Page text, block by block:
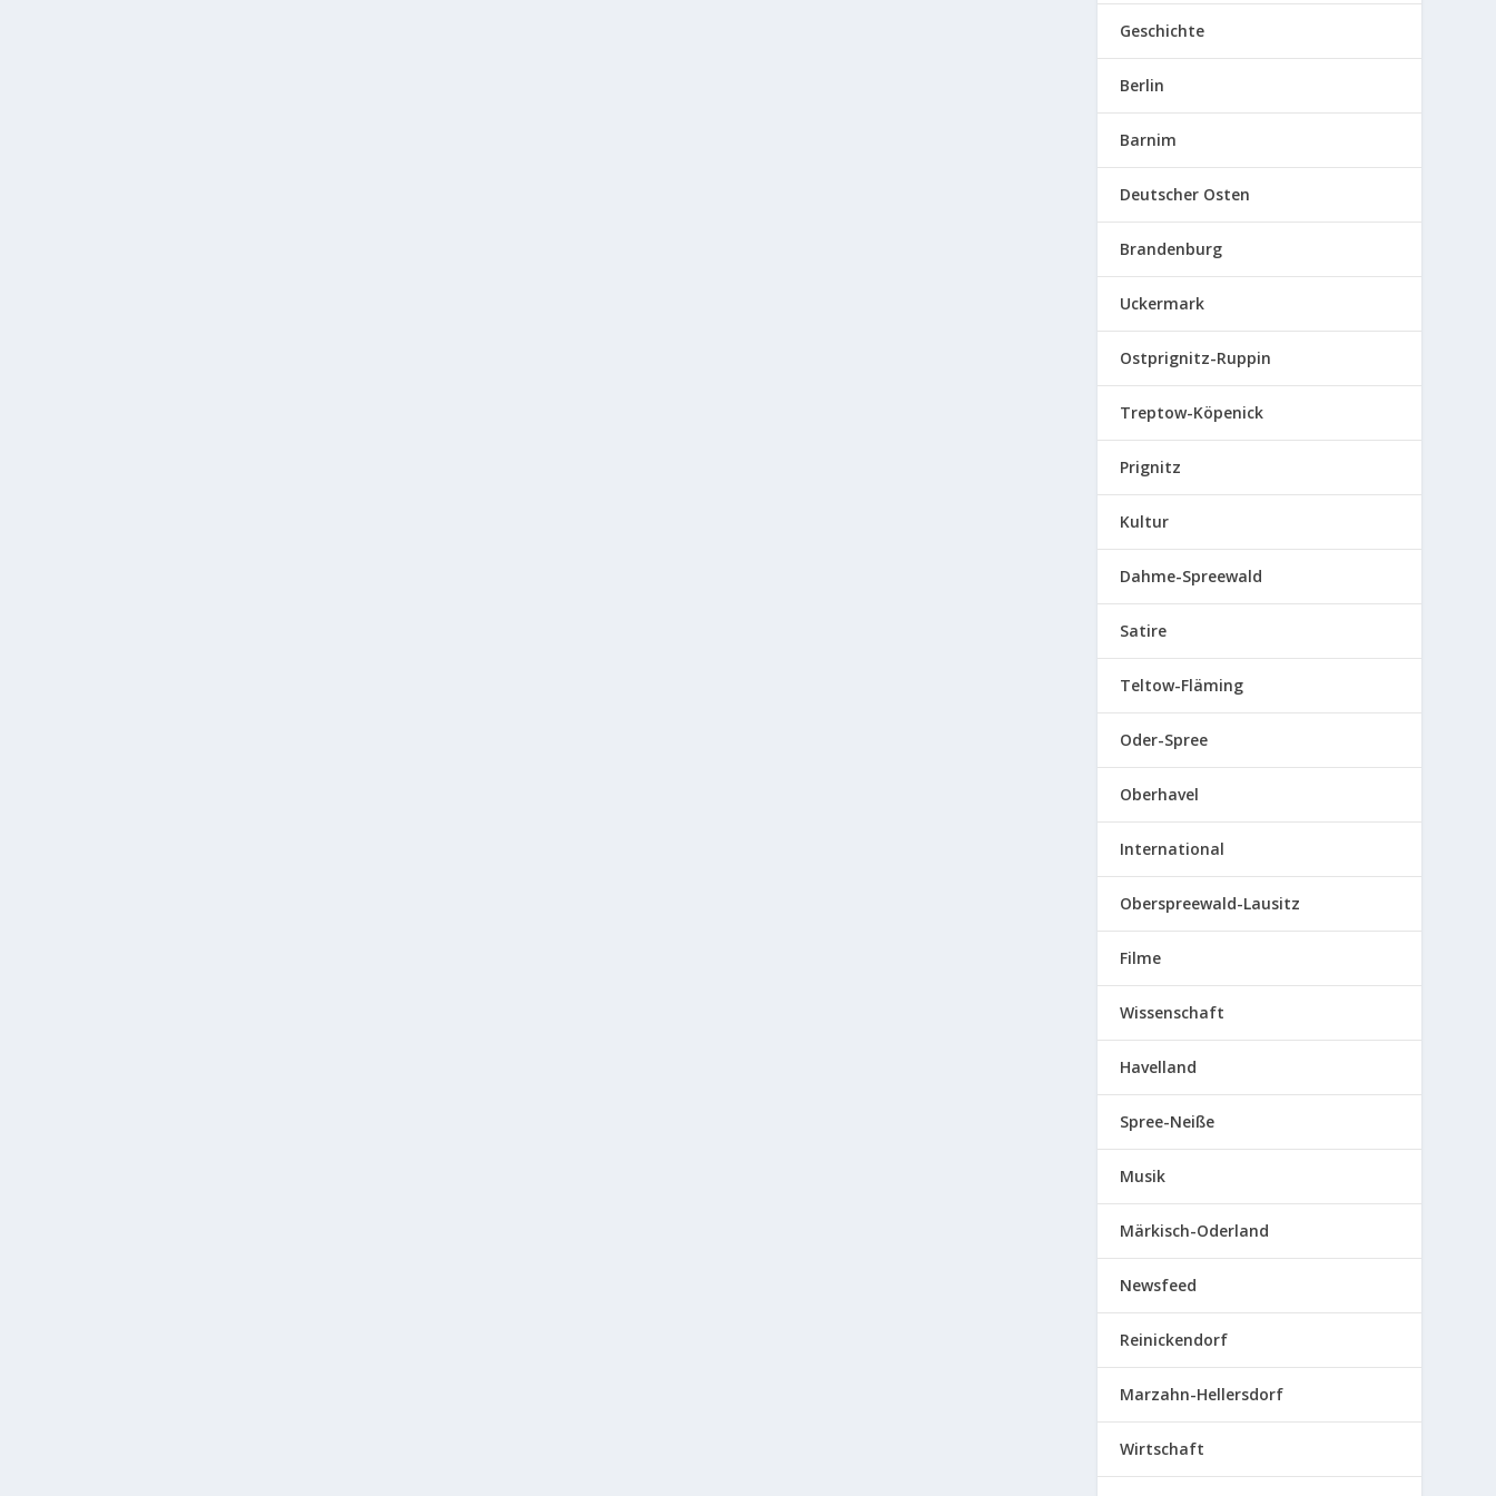
Geschichte
Berlin
Barnim
Deutscher Osten
Brandenburg
Uckermark
Ostprignitz-Ruppin
Treptow-Köpenick
Prignitz
Kultur
Dahme-Spreewald
Satire
Teltow-Fläming
Oder-Spree
Oberhavel
International
Oberspreewald-Lausitz
Filme
Wissenschaft
Havelland
Spree-Neiße
Musik
Märkisch-Oderland
Newsfeed
Reinickendorf
Marzahn-Hellersdorf
Wirtschaft